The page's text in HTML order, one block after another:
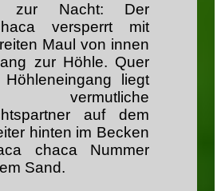
zur Nacht: Der
versperrt mit
Maul von innen
zur Höhle. Quer
liegt
auf dem
hinten im Becken
chaca Nummer
Sand.